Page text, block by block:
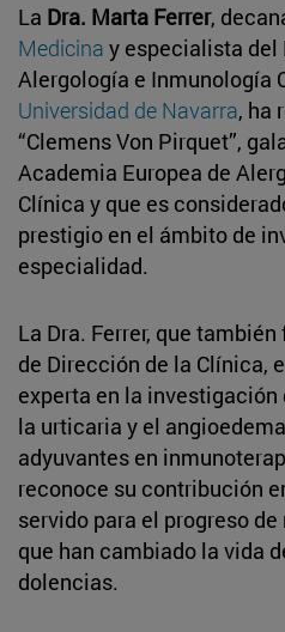
La Dra. Marta Ferrer,
Medicina y especialista del
Alergología e Inmunología
Universidad de Navarra, ha
“Clemens Von Pirquet”,
Academia Europea de
Clínica y que es
prestigio en el ámbito de
especialidad.
La Dra. Ferrer, que
de Dirección de la Clínica,
experta en la
la urticaria y el
adyuvantes en
reconoce su contribución
servido para el progreso
que han cambiado la vida
dolencias.